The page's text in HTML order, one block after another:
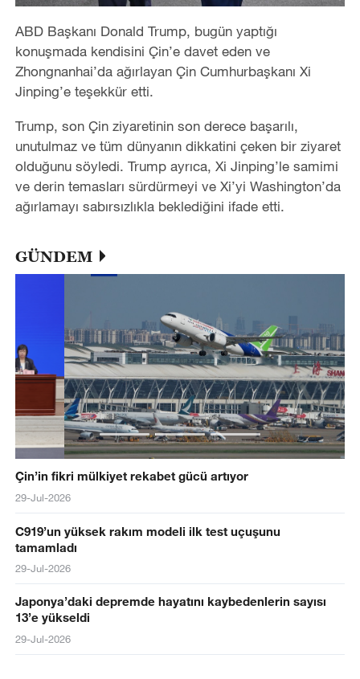
ABD Başkanı Donald Trump, bugün yaptığı
konuşmada kendisini Çin’e davet eden ve
Zhongnanhai’da ağırlayan Çin Cumhurbaşkanı Xi
Jinping’e teşekkür etti.
Trump, son Çin ziyaretinin son derece başarılı,
unutulmaz ve tüm dünyanın dikkatini çeken bir ziyaret
olduğunu söyledi. Trump ayrıca, Xi Jinping’le samimi
ve derin temasları sürdürmeyi ve Xi’yi Washington’da
ağırlamayı sabırsızlıkla beklediğini ifade etti.
GÜNDEM
Çin’in fikri mülkiyet rekabet gücü artıyor
29-Jul-2026
C919’un yüksek rakım modeli ilk test uçuşunu
tamamladı
29-Jul-2026
Japonya’daki depremde hayatını kaybedenlerin sayısı
13’e yükseldi
29-Jul-2026